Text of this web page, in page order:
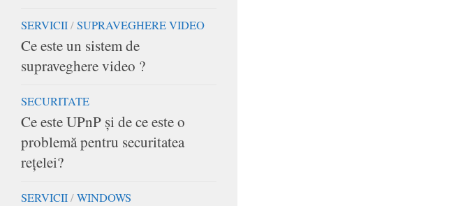
SERVICII/SUPRAVEGHERE VIDEO
Ce este un sistem de
supraveghere video ?
SECURITATE
Ce este UPnP și de ce este o
problemă pentru securitatea
rețelei?
SERVICII/WINDOWS